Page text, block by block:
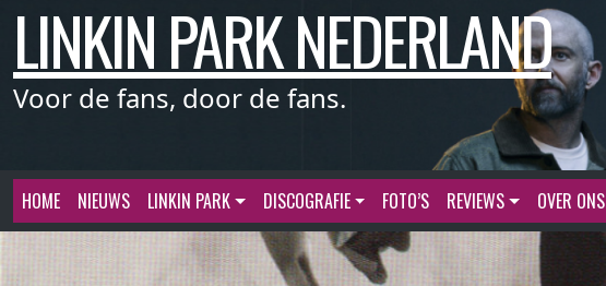
Meteen
de
inhoud
LINKIN PARK NEDERLAND
Voor de fans, door de fans.
HOME NIEUWS LINKIN PARK DISCOGRAFIE FOTO’S REVIEWS OVER ONS